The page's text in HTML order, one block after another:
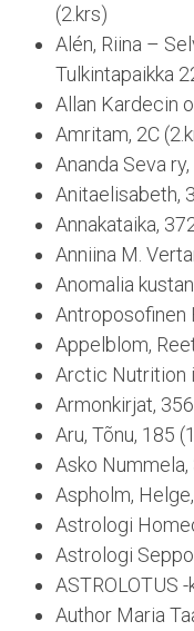
(2.krs)
Alén, Riina –
Tulkintapaikka
Allan Kardecin
Amritam, 2C
Ananda Seva
Anitaelisabeth,
Annakataika,
Anniina M.
Anomalia
Antroposofinen
Appelblom,
Arctic Nutrition
Armonkirjat,
Aru, Tõnu, 185
Asko Nummela,
Aspholm,
Astrologi
Astrologi
ASTROLOTUS
Author Maria